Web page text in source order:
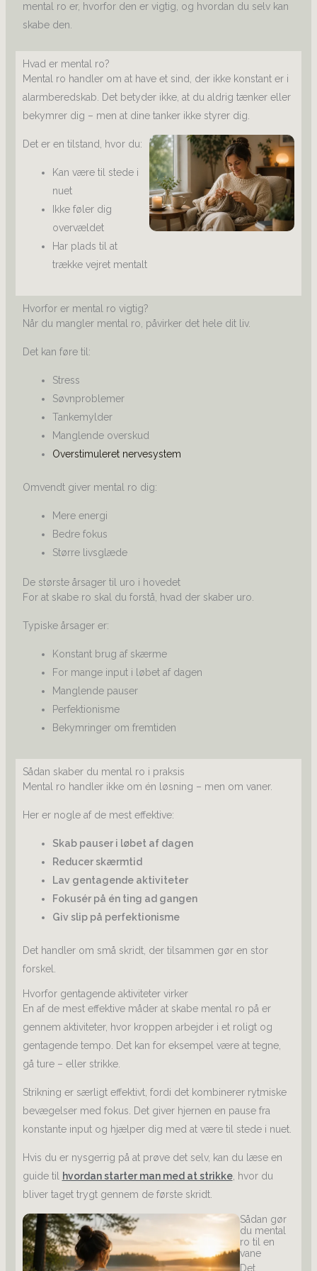
mental ro er, hvorfor den er vigtig, og hvordan du selv kan
skabe den.
Hvad er mental ro?
Mental ro handler om at have et sind, der ikke konstant er i
alarmberedskab. Det betyder ikke, at du aldrig tænker eller
bekymrer dig – men at dine tanker ikke styrer dig.
Det er en tilstand, hvor du:
Kan være til stede i
nuet
Ikke føler dig
overvældet
Har plads til at
trække vejret mentalt
Hvorfor er mental ro vigtig?
Når du mangler mental ro, påvirker det hele dit liv.
Det kan føre til:
Stress
Søvnproblemer
Tankemylder
Manglende overskud
Overstimuleret nervesystem
Omvendt giver mental ro dig:
Mere energi
Bedre fokus
Større livsglæde
De største årsager til uro i hovedet
For at skabe ro skal du forstå, hvad der skaber uro.
Typiske årsager er:
Konstant brug af skærme
For mange input i løbet af dagen
Manglende pauser
Perfektionisme
Bekymringer om fremtiden
Sådan skaber du mental ro i praksis
Mental ro handler ikke om én løsning – men om vaner.
Her er nogle af de mest effektive:
Skab pauser i løbet af dagen
Reducer skærmtid
Lav gentagende aktiviteter
Fokusér på én ting ad gangen
Giv slip på perfektionisme
Det handler om små skridt, der tilsammen gør en stor
forskel.
Hvorfor gentagende aktiviteter virker
En af de mest effektive måder at skabe mental ro på er
gennem aktiviteter, hvor kroppen arbejder i et roligt og
gentagende tempo. Det kan for eksempel være at tegne,
gå ture – eller strikke.
Strikning er særligt effektivt, fordi det kombinerer rytmiske
bevægelser med fokus. Det giver hjernen en pause fra
konstante input og hjælper dig med at være til stede i nuet.
Hvis du er nysgerrig på at prøve det selv, kan du læse en
guide til
hvordan starter man med at strikke, hvor du
bliver taget trygt gennem de første skridt.
Sådan gør
du mental
ro til en
vane
Det